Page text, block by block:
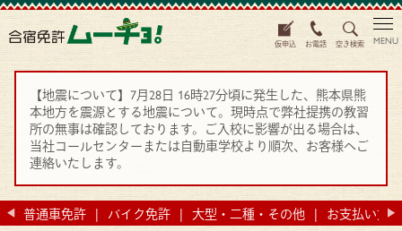
仮申込 お電話 空き検索
【地震について】7月28日 16時27分頃に発生した、熊本県熊
本地方を震源とする地震について。現時点で弊社提携の教習
所の無事は確認しております。ご入校に影響が出る場合は、
当社コールセンターまたは自動車学校より順次、お客様へご
連絡いたします。
普通車免許 バイク免許 大型・二種・その他 お支払い方法
MENU